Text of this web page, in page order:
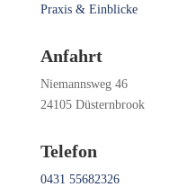
Praxis & Einblicke
Anfahrt
Niemannsweg 46
24105 Düsternbrook
Telefon
0431 55682326